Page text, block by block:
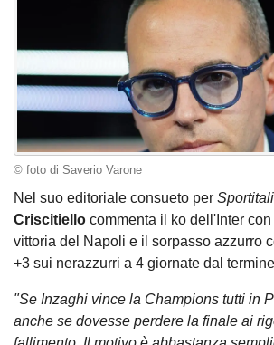
© foto di Saverio Varone
Nel suo editoriale consueto per
Criscitiello commenta il ko dell'Inter
vittoria del Napoli e il sorpasso azzurro
+3 sui nerazzurri a 4 giornate dal
"Se Inzaghi vince la Champions tutti in
anche se dovesse perdere la finale ai